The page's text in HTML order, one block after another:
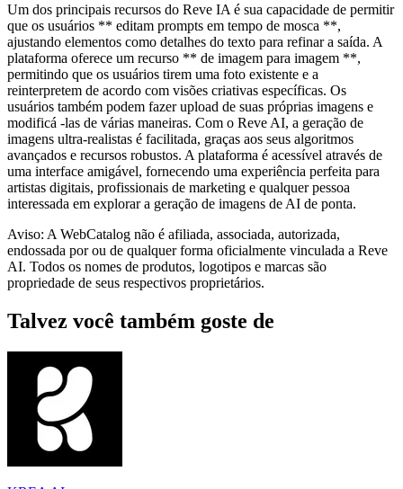
Um dos principais recursos do Reve IA é sua capacidade de permitir
que os usuários ** editam prompts em tempo de mosca **,
ajustando elementos como detalhes do texto para refinar a saída. A
plataforma oferece um recurso ** de imagem para imagem **,
permitindo que os usuários tirem uma foto existente e a
reinterpretem de acordo com visões criativas específicas. Os
usuários também podem fazer upload de suas próprias imagens e
modificá -las de várias maneiras. Com o Reve AI, a geração de
imagens ultra-realistas é facilitada, graças aos seus algoritmos
avançados e recursos robustos. A plataforma é acessível através de
uma interface amigável, fornecendo uma experiência perfeita para
artistas digitais, profissionais de marketing e qualquer pessoa
interessada em explorar a geração de imagens de AI de ponta.
Aviso: A WebCatalog não é afiliada, associada, autorizada,
endossada por ou de qualquer forma oficialmente vinculada a Reve
AI. Todos os nomes de produtos, logotipos e marcas são
propriedade de seus respectivos proprietários.
Talvez você também goste de